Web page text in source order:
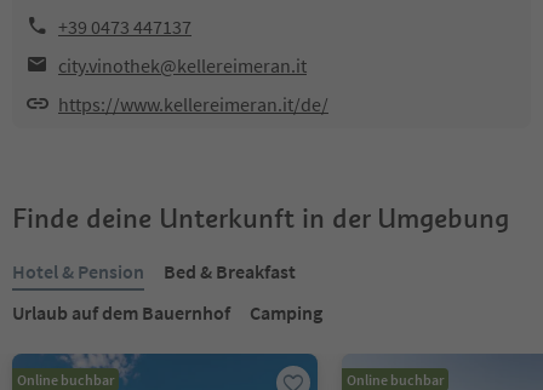
+39 0473 447137
city.vinothek@kellereimeran.it
https://www.kellereimeran.it/de/
Finde deine Unterkunft in der Umgebung
Hotel & Pension
Bed & Breakfast
Urlaub auf dem Bauernhof
Camping
Online buchbar Online buchbar